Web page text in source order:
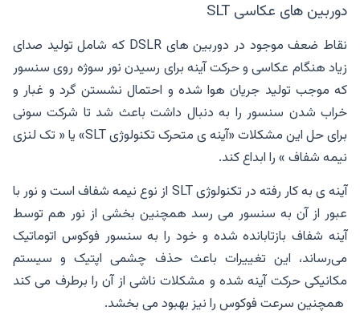
دوربین های عکاسی SLT
نقاط ضعف موجود در دوربین های DSLR که شامل تولید صدای
زیاد هنگام عکاسی و حرکت آینه برای رسیدن نور سوژه روی سنسور
که موجب تولید جریان هوا شده و احتمال نشستن گرد و غبار و
خراب شدن سنسور را به دنبال داشت باعث شد تا شرکت سونی
برای حل این مشکلات «آینه ی متحرک تکنولوژی SLT» یا « تک لنزی
نیمه شفاف » را ابداع کند.
آینه ی به کار رفته در تکنولوژی SLT از نوع نیمه شفاف است و نور با
عبور از آن به سنسور می رسد همچنین بخشی از نور هم توسط
آینه شفاف بازتابانده شده و خود را به سنسور فوکوس اتوماتیک
می‌رساند، این تغییرات باعث حذف چشمی اپتیک و سیستم
مکانیکی حرکت آینه شده و مشکلات ناشی از آن را برطرف می کند
همچنین سرعت فوکوس را نیز بهبود می بخشد.